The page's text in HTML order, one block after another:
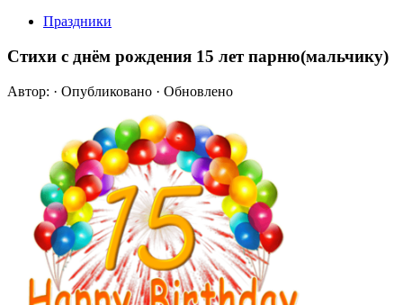
Праздники
Стихи с днём рождения 15 лет парню(мальчику)
Автор: · Опубликовано · Обновлено